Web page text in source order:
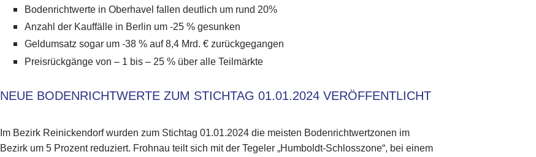
Bodenrichtwerte in Oberhavel fallen deutlich um rund 20%
Anzahl der Kauffälle in Berlin um -25 % gesunken
Geldumsatz sogar um -38 % auf 8,4 Mrd. € zurückgegangen
Preisrückgänge von – 1 bis – 25 % über alle Teilmärkte
NEUE BODENRICHTWERTE ZUM STICHTAG 01.01.2024 VERÖFFENTLICHT
Im Bezirk Reinickendorf wurden zum Stichtag 01.01.2024 die meisten Bodenrichtwertzonen im
Bezirk um 5 Prozent reduziert. Frohnau teilt sich mit der Tegeler „Humboldt-Schlosszone“, bei einem